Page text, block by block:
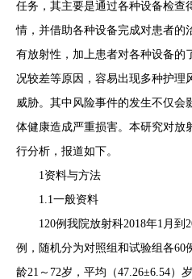
任务，其主要是通过各种设备检查
情，并借助各种设备完成对患者的
有放射性，加上患者对各种设备的
况较差等原因，容易出现多种护理
威胁。其中风险事件的发生不仅会
体健康造成严重损害。本研究对放
行分析，报道如下。
1资料与方法
1.1一般资料
120例我院放射科2018年1月到
例，随机分为对照组和试验组各60
龄21～72岁，平均（47.26±6.54）